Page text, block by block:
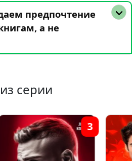
предпочтение
а не
серии
3 1